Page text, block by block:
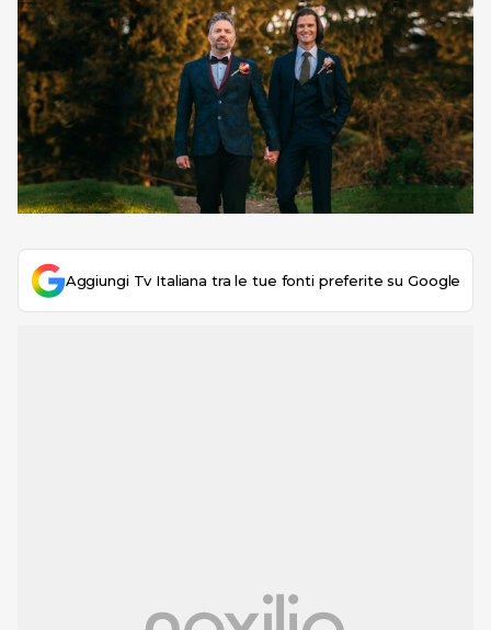
Aggiungi Tv Italiana tra le tue fonti preferite su Google